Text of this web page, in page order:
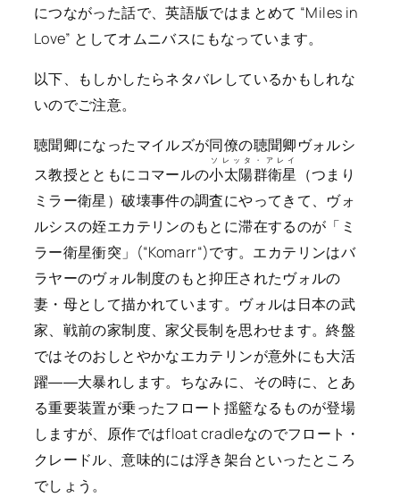
につながった話で、英語版ではまとめて “Miles in
Love” としてオムニバスにもなっています。
以下、もしかしたらネタバレしているかもしれな
いのでご注意。
聴聞卿になったマイルズが同僚の聴聞卿ヴォルシ
ス教授とともにコマールの小太陽群衛星
ソレッタ・アレイ
（つまり
ミラー衛星）破壊事件の調査にやってきて、ヴォ
ルシスの姪エカテリンのもとに滞在するのが「ミ
ラー衛星衝突」(“Komarr“)です。エカテリンはバ
ラヤーのヴォル制度のもと抑圧されたヴォルの
妻・母として描かれています。ヴォルは日本の武
家、戦前の家制度、家父長制を思わせます。終盤
ではそのおしとやかなエカテリンが意外にも大活
躍――大暴れします。ちなみに、その時に、とあ
る重要装置が乗ったフロート揺籃なるものが登場
しますが、原作ではfloat cradleなのでフロート・
クレードル、意味的には浮き架台といったところ
でしょう。